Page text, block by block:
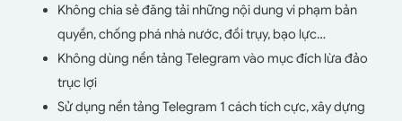
Không chia sẻ đăng tải những nội dung vi phạm bản
quyền, chống phá nhà nước, đồi trụy, bạo lực…
Không dùng nền tảng Telegram vào mục đích lừa đảo
trục lợi
Sử dụng nền tảng Telegram 1 cách tích cực, xây dựng